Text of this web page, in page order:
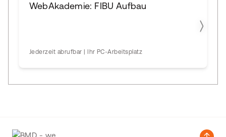
WebAkademie: FIBU Aufbau
Jederzeit abrufbar | Ihr PC-Arbeitsplatz